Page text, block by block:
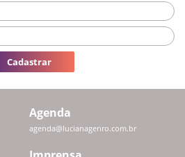
Cadastrar
Agenda
agenda@lucianagenro.com.br